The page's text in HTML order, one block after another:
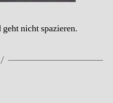
nicht spazieren.